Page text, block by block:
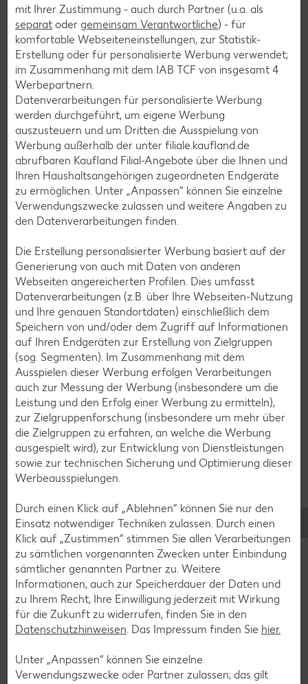
Fleisch-Rezepte
Fisch-Rezepte
Geflügel-Rezepte
Lamm-Rezepte
Grill-Rezepte
Muffin-Rezepte
Apfelkuchen-Rezepte
Schokokuchen-Rezepte
Torten-Rezepte
Pfannkuchen-Rezepte
Plätzchen-Rezepte
Smoothie-Rezepte
Bowle-Rezepte
Cocktail-Rezepte
Avocado-Rezepte
Erdbeer-Rezepte
Blaubeer-Rezepte
Bananen-Rezepte
Zurück zu allen Rezepten
mit Ihrer Zustimmung - auch durch Partner (u.a. als
separat oder gemeinsam Verantwortliche) - für
komfortable Webseiteneinstellungen, zur Statistik-
Erstellung oder für personalisierte Werbung verwendet;
im Zusammenhang mit dem IAB TCF von insgesamt 4
Werbepartnern.
Datenverarbeitungen für personalisierte Werbung
werden durchgeführt, um eigene Werbung
auszusteuern und um Dritten die Ausspielung von
Werbung außerhalb der unter filiale.kaufland.de
abrufbaren Kaufland Filial-Angebote über die Ihnen und
Ihren Haushaltsangehörigen zugeordneten Endgeräte
zu ermöglichen. Unter „Anpassen“ können Sie einzelne
Verwendungszwecke zulassen und weitere Angaben zu
den Datenverarbeitungen finden.
Die Erstellung personalisierter Werbung basiert auf der
Generierung von auch mit Daten von anderen
Webseiten angereicherten Profilen. Dies umfasst
Datenverarbeitungen (z.B. über Ihre Webseiten-Nutzung
und Ihre genauen Standortdaten) einschließlich dem
Speichern von und/oder dem Zugriff auf Informationen
auf Ihren Endgeräten zur Erstellung von Zielgruppen
(sog. Segmenten). Im Zusammenhang mit dem
Ausspielen dieser Werbung erfolgen Verarbeitungen
auch zur Messung der Werbung (insbesondere um die
Leistung und den Erfolg einer Werbung zu ermitteln),
zur Zielgruppenforschung (insbesondere um mehr über
die Zielgruppen zu erfahren, an welche die Werbung
ausgespielt wird), zur Entwicklung von Dienstleistungen
sowie zur technischen Sicherung und Optimierung dieser
Werbeausspielungen.
Durch einen Klick auf „Ablehnen“ können Sie nur den
Einsatz notwendiger Techniken zulassen. Durch einen
Klick auf „Zustimmen“ stimmen Sie allen Verarbeitungen
zu sämtlichen vorgenannten Zwecken unter Einbindung
sämtlicher genannten Partner zu. Weitere
Informationen, auch zur Speicherdauer der Daten und
zu Ihrem Recht, Ihre Einwilligung jederzeit mit Wirkung
für die Zukunft zu widerrufen, finden Sie in den
Datenschutzhinweisen. Das Impressum finden Sie hier.
Unter „Anpassen“ können Sie einzelne
Verwendungszwecke oder Partner zulassen; das gilt